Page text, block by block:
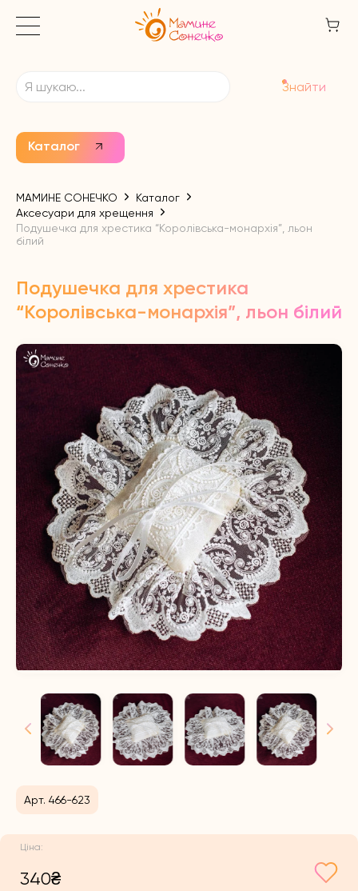
Каталог
Знайти
МАМИНЕ СОНЕЧКО
Каталог
Аксесуари для хрещення
Подушечка для хрестика “Королівська-монархія”, льон
білий
Подушечка для хрестика
“Королівська-монархія”, льон білий
Арт. 466-623
340₴